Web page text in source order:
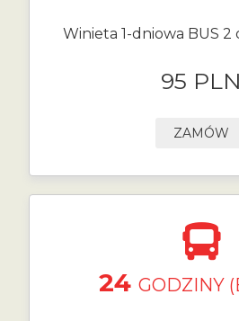
Winieta 1-dniowa BUS 2
95 PLN
ZAMÓW
24 GODZINY